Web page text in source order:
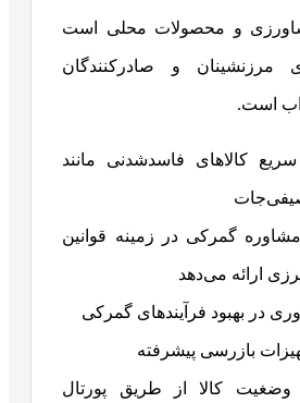
و محصولات محلی است
مرزنشینان و صادرکنندگان
است.
کالاهای فاسدشدنی مانند
گمرکی در زمینه قوانین
ارائه می‌دهد
در بهبود فرآیندهای گمرکی
بازرسی پیشرفته
وضغیت کالا از طریق پورتال